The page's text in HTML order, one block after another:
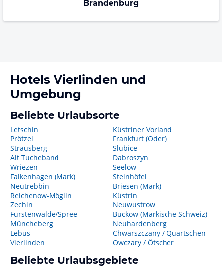
Brandenburg
Hotels Vierlinden und
Umgebung
Beliebte Urlaubsorte
Letschin
Prötzel
Strausberg
Alt Tucheband
Wriezen
Falkenhagen (Mark)
Neutrebbin
Reichenow-Möglin
Zechin
Fürstenwalde/Spree
Müncheberg
Lebus
Vierlinden
Küstriner Vorland
Frankfurt (Oder)
Slubice
Dabroszyn
Seelow
Steinhöfel
Briesen (Mark)
Küstrin
Neuwustrow
Buckow (Märkische Schweiz)
Neuhardenberg
Chwarszczany / Quartschen
Owczary / Ötscher
Beliebte Urlaubsgebiete